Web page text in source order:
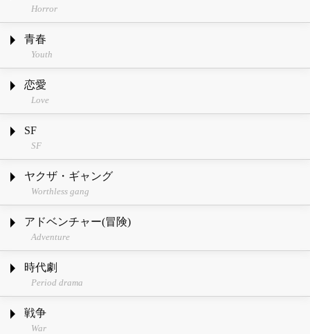
Horror
青春
Youth
恋愛
Love
SF
SF
ヤクザ・ギャング
Worthless gang
アドベンチャー(冒険)
Adventure
時代劇
Period drama
戦争
War